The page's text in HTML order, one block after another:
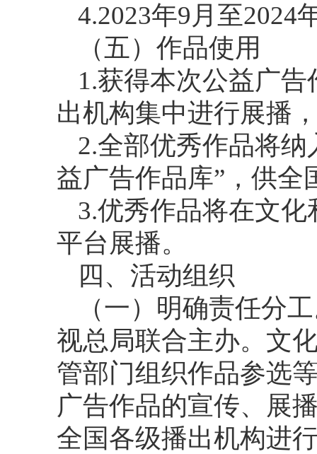
4.2023年9月至2024
（五）作品使用
1.获得本次公益广
出机构集中进行展播
2.全部优秀作品将
益广告作品库”，供
3.优秀作品将在文
平台展播。
四、活动组织
（一）明确责任分
视总局联合主办。文
管部门组织作品参选
广告作品的宣传、展
全国各级播出机构进